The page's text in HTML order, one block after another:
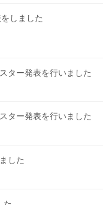
しました
ター発表を行いました
ター発表を行いました
した